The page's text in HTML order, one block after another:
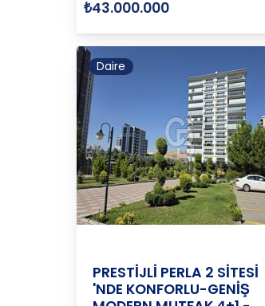
₺43.000.000
Daire
PRESTİJLİ PERLA 2 SİTESİ
'NDE KONFORLU-GENİŞ